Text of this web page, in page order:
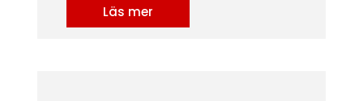
Läs mer